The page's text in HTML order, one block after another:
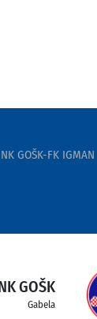
NK GOŠK-FK IGMAN
GOŠK
Gabela